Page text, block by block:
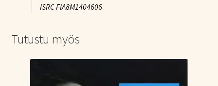
ISRC FIA8M1404606
Tutustu myös